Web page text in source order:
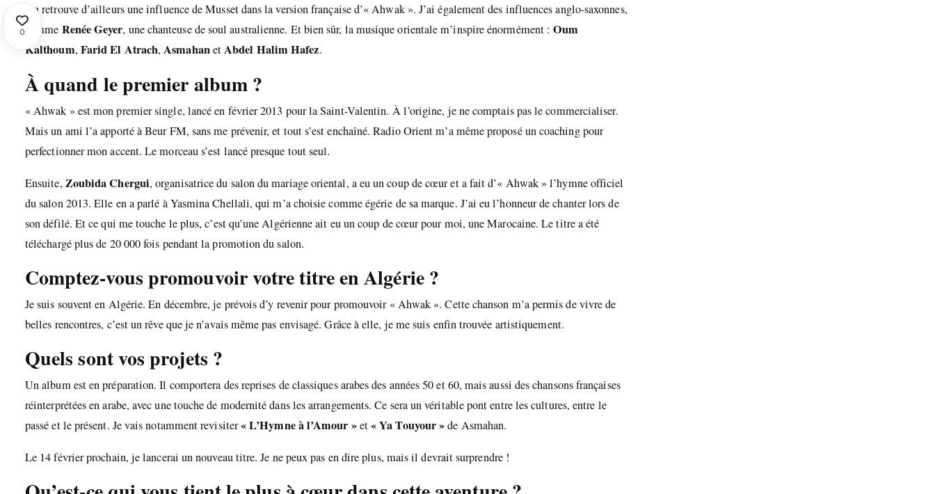
0
On retrouve d’ailleurs une influence de Musset dans la version française d’« Ahwak ». J’ai également des influences anglo-saxonnes,
comme Renée Geyer, une chanteuse de soul australienne. Et bien sûr, la musique orientale m’inspire énormément :Oum
Kalthoum, Farid El Atrach,AsmahanetAbdel Halim Hafez.
À quand le premier album ?
« Ahwak » est mon premier single, lancé en février 2013 pour la Saint-Valentin. À l’origine, je ne comptais pas le commercialiser.
Mais un ami l’a apporté à Beur FM, sans me prévenir, et tout s’est enchaîné. Radio Orient m’a même proposé un coaching pour
perfectionner mon accent. Le morceau s’est lancé presque tout seul.
Ensuite, Zoubida Chergui, organisatrice du salon du mariage oriental, a eu un coup de cœur et a fait d’« Ahwak » l’hymne officiel
du salon 2013. Elle en a parlé à Yasmina Chellali, qui m’a choisie comme égérie de sa marque. J’ai eu l’honneur de chanter lors de
son défilé. Et ce qui me touche le plus, c’est qu’une Algérienne ait eu un coup de cœur pour moi, une Marocaine. Le titre a été
téléchargé plus de 20 000 fois pendant la promotion du salon.
Comptez-vous promouvoir votre titre en Algérie ?
Je suis souvent en Algérie. En décembre, je prévois d’y revenir pour promouvoir « Ahwak ». Cette chanson m’a permis de vivre de
belles rencontres, c’est un rêve que je n’avais même pas envisagé. Grâce à elle, je me suis enfin trouvée artistiquement.
Quels sont vos projets ?
Un album est en préparation. Il comportera des reprises de classiques arabes des années 50 et 60, mais aussi des chansons françaises
réinterprétées en arabe, avec une touche de modernité dans les arrangements. Ce sera un véritable pont entre les cultures, entre le
passé et le présent. Je vais notamment revisiter« L’Hymne à l’Amour »et« Ya Touyour »de Asmahan.
Le 14 février prochain, je lancerai un nouveau titre. Je ne peux pas en dire plus, mais il devrait surprendre !